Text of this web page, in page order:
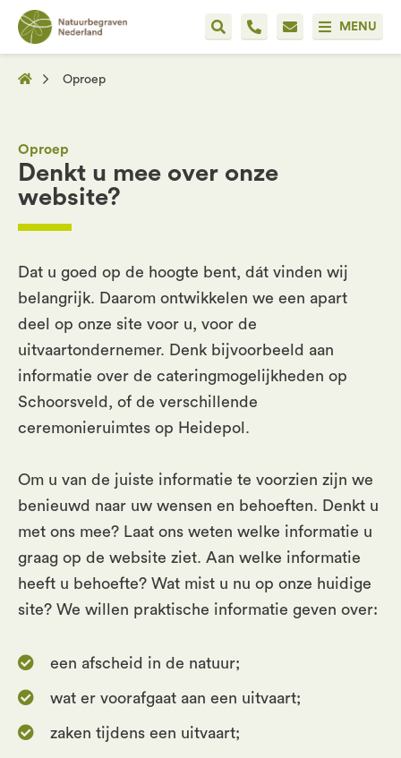
MENU
Oproep
Oproep
Denkt u mee over onze
website?
Dat u goed op de hoogte bent, dát vinden wij
belangrijk. Daarom ontwikkelen we een apart
deel op onze site voor u, voor de
uitvaartondernemer. Denk bijvoorbeeld aan
informatie over de cateringmogelijkheden op
Schoorsveld, of de verschillende
ceremonieruimtes op Heidepol.
Om u van de juiste informatie te voorzien zijn we
benieuwd naar uw wensen en behoeften. Denkt u
met ons mee? Laat ons weten welke informatie u
graag op de website ziet. Aan welke informatie
heeft u behoefte? Wat mist u nu op onze huidige
site? We willen praktische informatie geven over:
een afscheid in de natuur;
wat er voorafgaat aan een uitvaart;
zaken tijdens een uitvaart;